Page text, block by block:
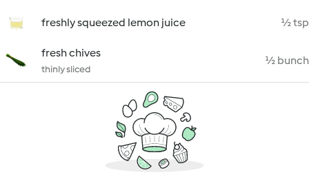
freshly squeezed lemon juice ½ tsp
fresh chives
thinly sliced
½ bunch